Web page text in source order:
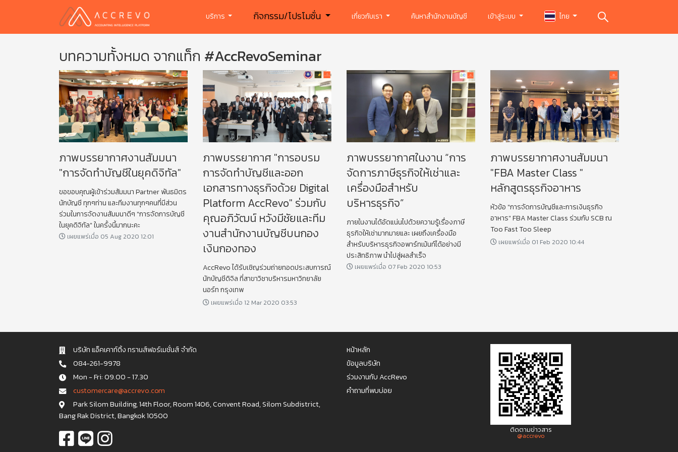
บริการ กิจกรรม/โปรโมชั่น เกี่ยวกับเรา ค้นหาสำนักงานบัญชี เข้าสู่ระบบ ไทย
บทความทั้งหมด จากแท็ก #AccRevoSeminar
ภาพบรรยากาศงานสัมมนา
"การจัดทำบัญชีในยุคดิจิทัล"
ขอขอบคุณผู้เข้าร่วมสัมมนา Partner พันธมิตร
นักบัญชี ทุกๆท่าน และทีมงานทุกๆคนที่มีส่วน
ร่วมในการจัดงานสัมมนาดีๆ "การจัดการบัญชี
ในยุคดิจิทัล" ในครั้งนี้มากนะคะ
เผยแพร่เมื่อ 05 Aug 2020 12:01
ภาพบรรยากาศ "การอบรม
การจัดทำบัญชีและออก
เอกสารทางธุรกิจด้วย Digital
Platform AccRevo" ร่วมกับ
คุณอภิวัฒน์ หวังมีชัยและทีม
งานสำนักงานบัญชีบนกอง
เงินกองทอง
AccRevo ได้รับเชิญร่วมถ่ายทอดประสบการณ์
นักบัญชีดิจิล ที่สาขาวิชาบริหารมหาวิทยาลัย
นอร์ท กรุงเทพ
เผยแพร่เมื่อ 12 Mar 2020 03:53
ภาพบรรยากาศในงาน “การ
จัดการภาษีธุรกิจให้เช่าและ
เครื่องมือสำหรับ
บริหารธุรกิจ”
ภายในงานได้อัดแน่นไปด้วยความรู้เรื่องภาษี
ธุรกิจให้เช่ามากมายและ เผยถึงเครื่องมือ
สำหรับบริหารธุรกิจอพาร์ทเม้นท์ได้อย่างมี
ประสิทธิภาพ นำไปสู่ผลสำเร็จ
เผยแพร่เมื่อ 07 Feb 2020 10:53
ภาพบรรยากาศงานสัมมนา
"FBA Master Class "
หลักสูตรธุรกิจอาหาร
หัวข้อ "การจัดการบัญชีและการเงินธุรกิจ
อาหาร" FBA Master Class ร่วมกับ SCB ณ
Too Fast Too Sleep
เผยแพร่เมื่อ 01 Feb 2020 10:44
บริษัท แอ็คเคาท์ติ้ง ทรานส์ฟอร์เมชั่นส์ จำกัด
084-261-9978
Mon - Fri: 09.00 - 17.30
c u s t o m e r c a r e @ a c c r e v o . c o m
Park Silom Building, 14th Floor, Room 1406, Convent Road, Silom Subdistrict,
Bang Rak District, Bangkok 10500
หน้าหลัก
ข้อมูลบริษัท
ร่วมงานกับ AccRevo
คำถามที่พบบ่อย
ติดตามข่าวสาร
@accrevo